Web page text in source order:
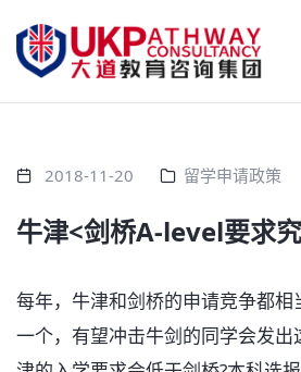
2018-11-20 留学申请政策
牛津<剑桥A-level要求
每年，牛津和剑桥的申请竞争都相
一个，有望冲击牛剑的同学会发